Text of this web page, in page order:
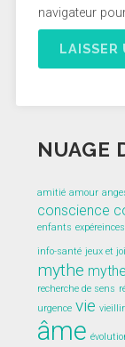
navigateur
NUAGE
amitié amour
conscience
enfants expéreinces
info-santé jeux et
mythe
recherche de sens
urgence vie vieillir
âme